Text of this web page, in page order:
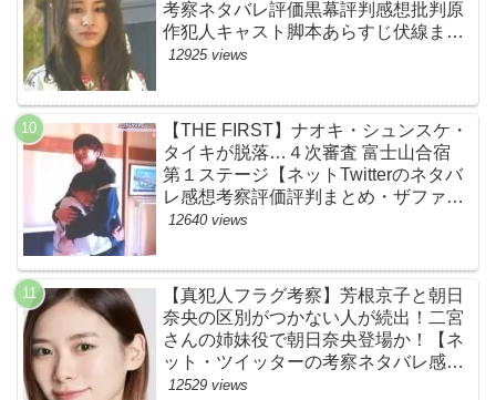
考察ネタバレ評価黒幕評判感想批判原
作犯人キャスト脚本あらすじ伏線まと
め】
12925 views
【THE FIRST】ナオキ・シュンスケ・
タイキが脱落…４次審査 富士山合宿
第１ステージ【ネットTwitterのネタバ
レ感想考察評価評判まとめ・ザファー
スト・スッキリ・BE:FIRST・ビーフ
12640 views
【真犯人フラグ考察】芳根京子と朝日
奈央の区別がつかない人が続出！二宮
さんの姉妹役で朝日奈央登場か！【ネ
ット・ツイッターの考察ネタバレ感想
評価評判あらすじ原作犯人キャスト黒
12529 views